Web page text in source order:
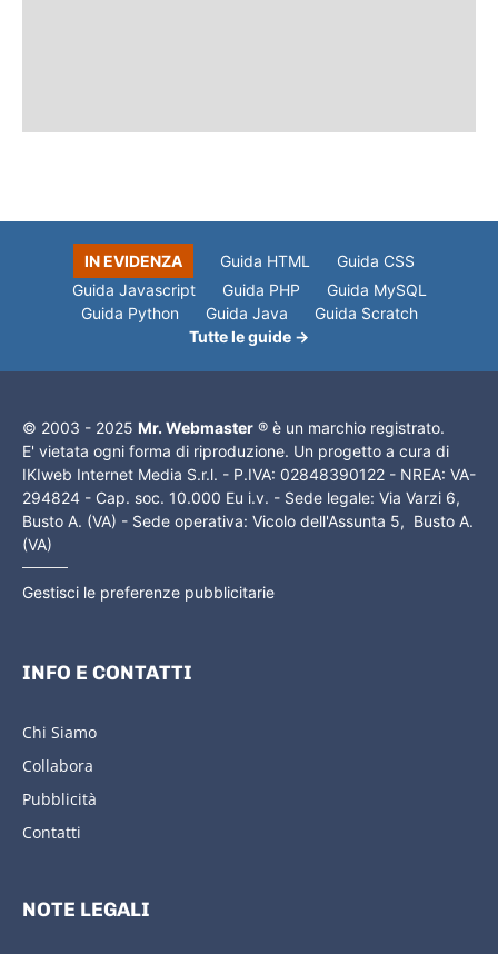
IN EVIDENZA Guida HTML
Guida CSS
Guida Javascript
Guida PHP
Guida MySQL
Guida Python
Guida Java
Guida Scratch
Tutte le guide →
© 2003 - 2025 Mr. Webmaster ® è un marchio registrato.
E' vietata ogni forma di riproduzione. Un progetto a cura di
IKIweb Internet Media S.r.l. - P.IVA: 02848390122 - NREA: VA-
294824 - Cap. soc. 10.000 Eu i.v. - Sede legale: Via Varzi 6,
Busto A. (VA) - Sede operativa: Vicolo dell'Assunta 5, Busto A.
(VA)
Gestisci le preferenze pubblicitarie
INFO E CONTATTI
Chi Siamo
Collabora
Pubblicità
Contatti
NOTE LEGALI